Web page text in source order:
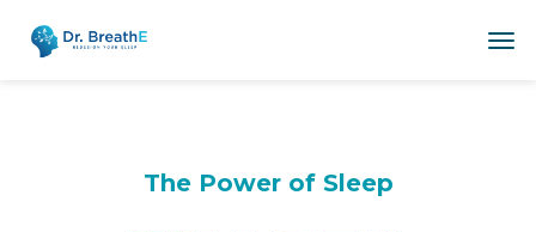
The Power of Sleep